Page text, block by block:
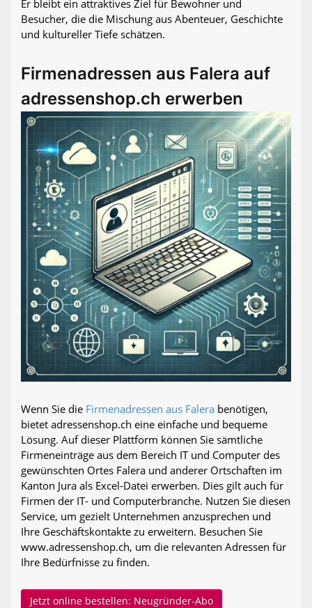
Er bleibt ein attraktives Ziel für Bewohner und
Besucher, die die Mischung aus Abenteuer, Geschichte
und kultureller Tiefe schätzen.
Firmenadressen aus Falera auf
adressenshop.ch erwerben
Wenn Sie die Firmenadressen aus Falera benötigen,
bietet adressenshop.ch eine einfache und bequeme
Lösung. Auf dieser Plattform können Sie sämtliche
Firmeneinträge aus dem Bereich IT und Computer des
gewünschten Ortes Falera und anderer Ortschaften im
Kanton Jura als Excel-Datei erwerben. Dies gilt auch für
Firmen der IT- und Computerbranche. Nutzen Sie diesen
Service, um gezielt Unternehmen anzusprechen und
Ihre Geschäftskontakte zu erweitern. Besuchen Sie
www.adressenshop.ch, um die relevanten Adressen für
Ihre Bedürfnisse zu finden.
Jetzt online bestellen: Neugründer-Abo